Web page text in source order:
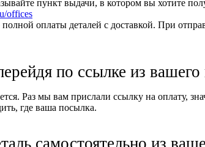
пункт выдачи, в котором вы хотите
offices
оплаты деталей с доставкой. При
по ссылке из
Раз мы вам прислали ссылку на оплату,
где ваша посылка.
самостоятельно из